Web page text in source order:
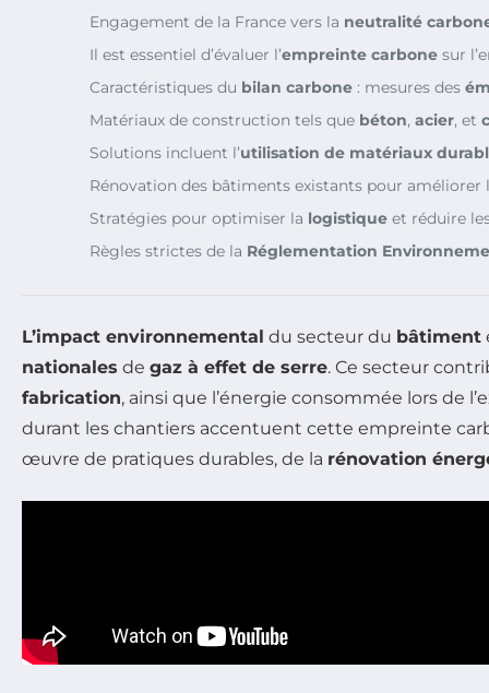
Engagement de la France vers la neutralité
Il est essentiel d’évaluer l’empreinte carbone sur
Caractéristiques du bilan carbone : mesures des
Matériaux de construction tels que béton, acier, et
Solutions incluent l’utilisation de matériaux
Rénovation des bâtiments existants pour
Stratégies pour optimiser la logistique et réduire
Règles strictes de la Réglementation
L’impact environnemental du secteur du bâtiment
nationales de gaz à effet de serre. Ce secteur
fabrication, ainsi que l’énergie consommée lors de
durant les chantiers accentuent cette empreinte
œuvre de pratiques durables, de la rénovation